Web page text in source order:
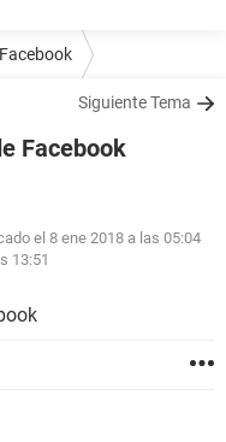
Facebook
Siguiente Tema
Facebook
el 8 ene 2018 a las 05:04
13:51